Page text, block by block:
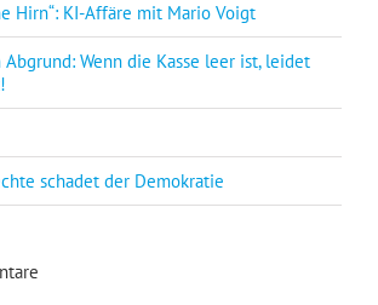
Hirn“: KI-Affäre mit Mario Voigt
Abgrund: Wenn die Kasse leer ist, leidet
schadet der Demokratie